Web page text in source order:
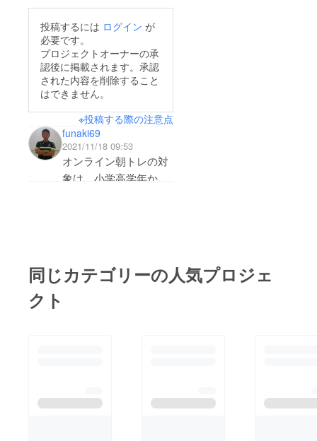
投稿するには ログイン が
必要です。
プロジェクトオーナーの承
認後に掲載されます。承認
された内容を削除すること
はできません。
※投稿する際の注意点
funaki69
2021/11/18 09:53
オンライン朝トレの対
象は、小学高学年から
同じカテゴリーの人気プロジェ
クト